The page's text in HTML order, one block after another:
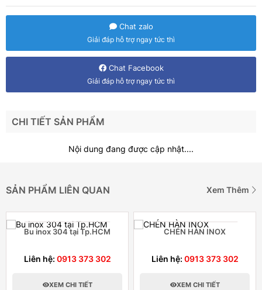
Chat zalo
Giải đáp hỗ trợ ngay tức thì
Chat Facebook
Giải đáp hỗ trợ ngay tức thì
CHI TIẾT SẢN PHẨM
Nội dung đang được cập nhật....
SẢN PHẨM LIÊN QUAN Xem Thêm
Bu inox 304 tại Tp.HCM
Liên hệ: 0913 373 302
XEM CHI TIẾT
CHÉN HÀN INOX
Liên hệ: 0913 373 302
XEM CHI TIẾT